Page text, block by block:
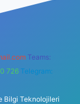
Teams:
726 Telegram:
Bilgi Teknolojileri